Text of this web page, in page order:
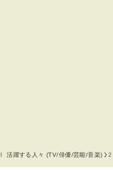
Ⅰ 活躍する人々 (TV/俳優/芸能/音楽) 2